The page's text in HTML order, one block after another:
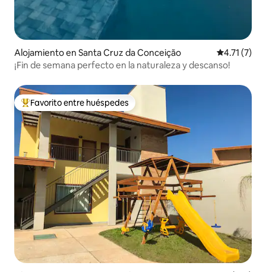
Alojamiento en Santa Cruz da Conceição Calificación
4.71 (7)
¡Fin de semana perfecto en la naturaleza y descanso!
Favorito entre huéspedes preferido
Favorito entre huéspedes